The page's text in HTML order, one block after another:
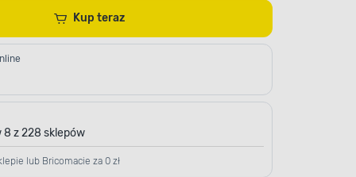
Kup teraz
8 z 228 sklepów
lub Bricomacie za 0 zł